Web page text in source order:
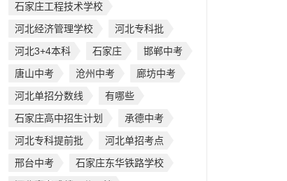
石家庄工程技术学校
河北经济管理学校
河北专科批
河北3+4本科
石家庄
邯郸中考
唐山中考
沧州中考
廊坊中考
河北单招分数线
有哪些
石家庄高中招生计划
承德中考
河北专科提前批
河北单招考点
邢台中考
石家庄东华铁路学校